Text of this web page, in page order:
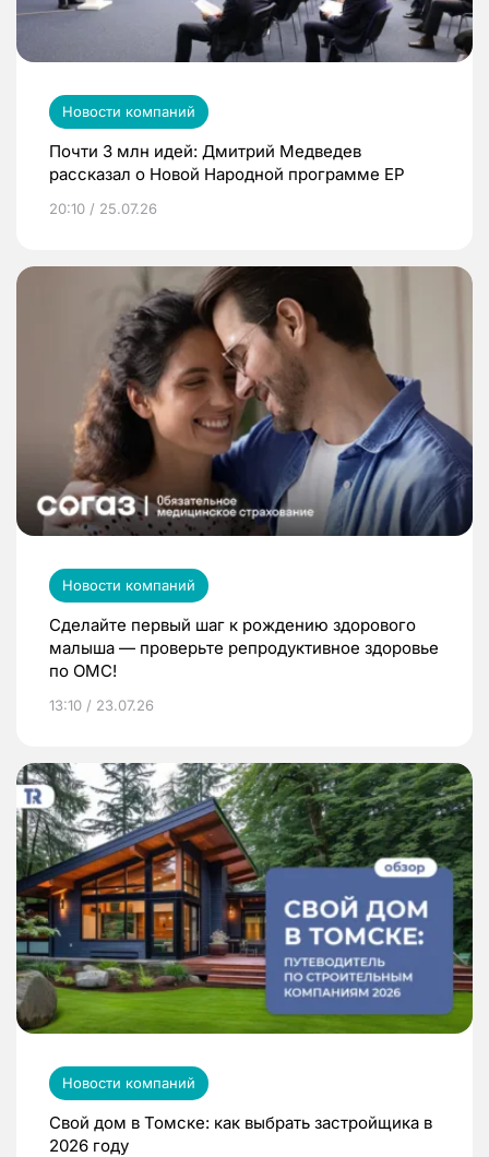
Новости компаний
Почти 3 млн идей: Дмитрий Медведев
рассказал о Новой Народной программе ЕР
20:10 / 25.07.26
Новости компаний
Сделайте первый шаг к рождению здорового
малыша — проверьте репродуктивное здоровье
по ОМС!
13:10 / 23.07.26
Новости компаний
Свой дом в Томске: как выбрать застройщика в
2026 году